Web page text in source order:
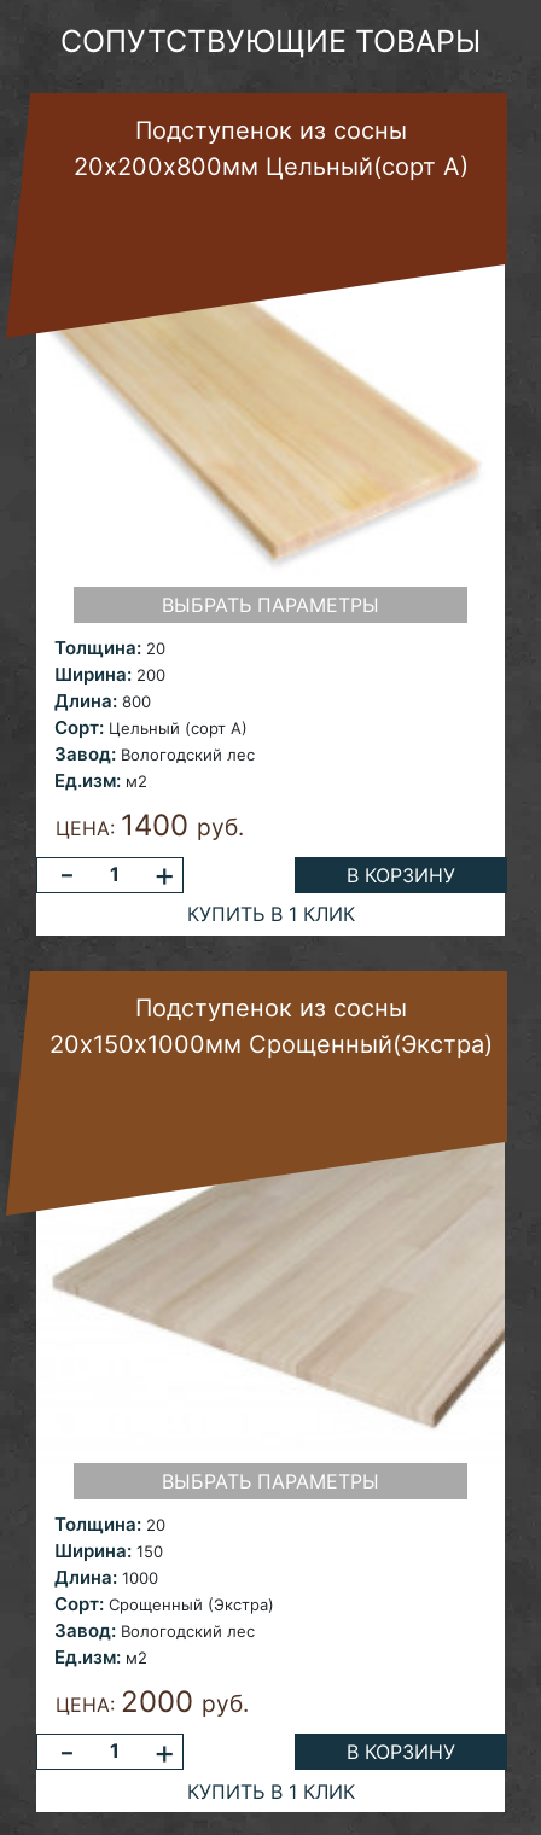
СОПУТСТВУЮЩИЕ ТОВАРЫ
Подступенок из сосны
20х200х800мм Цельный(сорт А)
ВЫБРАТЬ ПАРАМЕТРЫ
Толщина: 20
Ширина: 200
Длина: 800
Сорт: Цельный (сорт А)
Завод: Вологодский лес
Ед.изм: м2
ЦЕНА: 1400 руб.
- +
В КОРЗИНУ
КУПИТЬ В 1 КЛИК
Подступенок из сосны
20х150х1000мм Срощенный(Экстра)
ВЫБРАТЬ ПАРАМЕТРЫ
Толщина: 20
Ширина: 150
Длина: 1000
Сорт: Срощенный (Экстра)
Завод: Вологодский лес
Ед.изм: м2
ЦЕНА: 2000 руб.
- +
В КОРЗИНУ
КУПИТЬ В 1 КЛИК